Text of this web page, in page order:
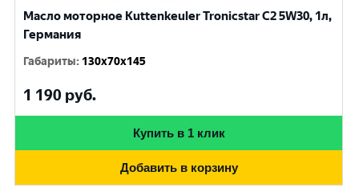
Масло моторное Kuttenkeuler Tronicstar C2 5W30, 1л,
Германия
Габариты: 130x70x145
1 190 руб.
Купить в 1 клик
Добавить в корзину